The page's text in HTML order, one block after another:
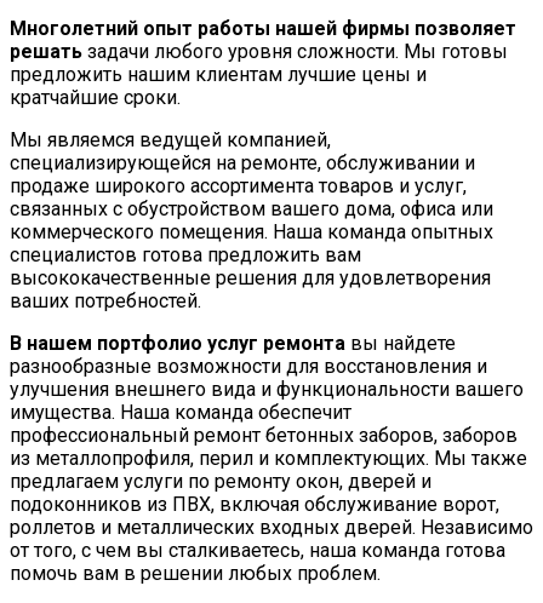
Многолетний опыт работы нашей фирмы позволяет
решать задачи любого уровня сложности. Мы готовы
предложить нашим клиентам лучшие цены и
кратчайшие сроки.
Мы являемся ведущей компанией,
специализирующейся на ремонте, обслуживании и
продаже широкого ассортимента товаров и услуг,
связанных с обустройством вашего дома, офиса или
коммерческого помещения. Наша команда опытных
специалистов готова предложить вам
высококачественные решения для удовлетворения
ваших потребностей.
В нашем портфолио услуг ремонта вы найдете
разнообразные возможности для восстановления и
улучшения внешнего вида и функциональности вашего
имущества. Наша команда обеспечит
профессиональный ремонт бетонных заборов, заборов
из металлопрофиля, перил и комплектующих. Мы также
предлагаем услуги по ремонту окон, дверей и
подоконников из ПВХ, включая обслуживание ворот,
роллетов и металлических входных дверей. Независимо
от того, с чем вы сталкиваетесь, наша команда готова
помочь вам в решении любых проблем.